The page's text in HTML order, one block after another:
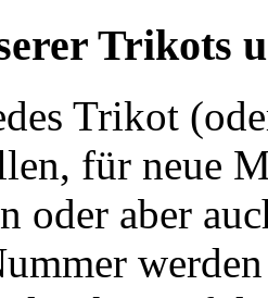
Trikots
Trikot
für neue
oder aber